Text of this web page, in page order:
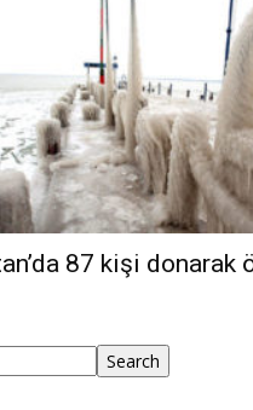
87 kişi donarak
Search